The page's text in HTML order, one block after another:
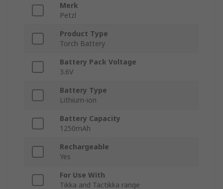
Merk
Petzl
Product Type
Torch Battery
Battery Pack Voltage
3.6V
Battery Type
Lithium-ion
Battery Capacity
1250mAh
Rechargeable
Yes
For Use With
Tikka and Tactikka range